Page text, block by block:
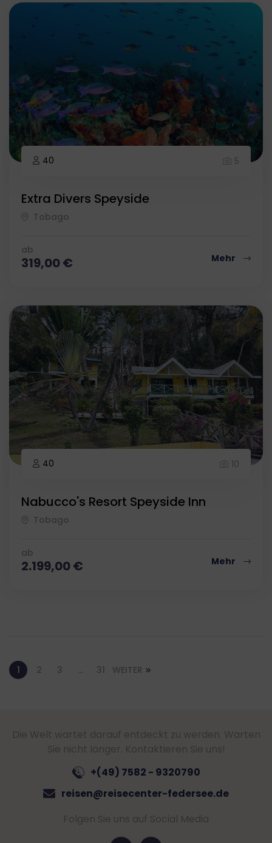
40 5
Extra Divers Speyside
Tobago
ab
319,00€ Mehr
40 10
Nabucco's Resort Speyside Inn
Tobago
ab
2.199,00€ Mehr
1 2 3 … 31 WEITER
Die Welt wartet darauf entdeckt zu werden. Warten
Sie nicht länger. Kontaktieren Sie uns!
+(49) 7582 - 9320790
reisen@reisecenter-federsee.de
Folgen Sie uns auf Social Media